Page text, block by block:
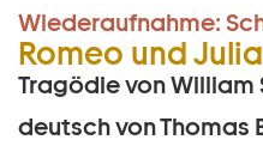
Wiederaufnahme:
Romeo und
Tragödie von William
deutsch von Thomas